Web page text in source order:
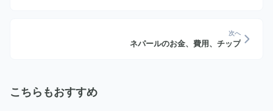
次へ
ネパールのお金、費用、チップ
こちらもおすすめ